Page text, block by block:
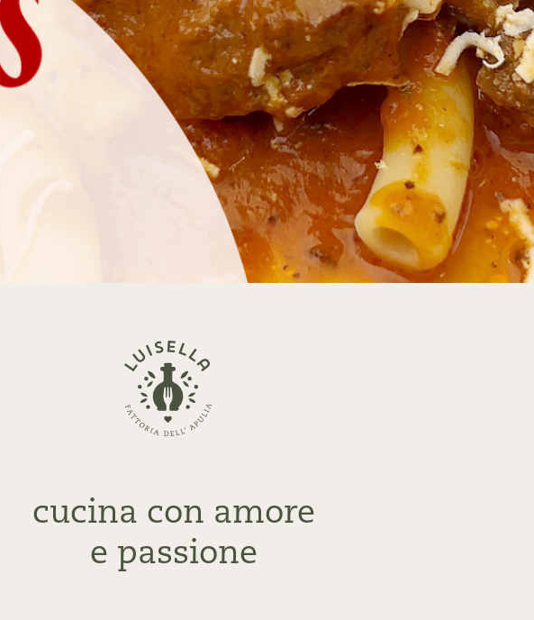
Zurück
zur
Startseite
cucina con amore
e passione